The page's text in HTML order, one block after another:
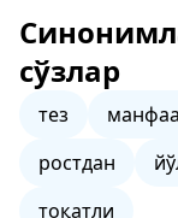
сўзлар
тез
ростдан
тоқатли